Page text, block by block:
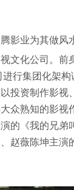
影业为其做风
文化公司。前
行集团化架
投资制作影
众熟知的影
的《我的兄
赵薇陈坤主